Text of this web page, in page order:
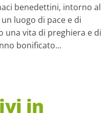
benedettini, intorno al
luogo di pace e di
una vita di preghiera e di
bonificato...
in